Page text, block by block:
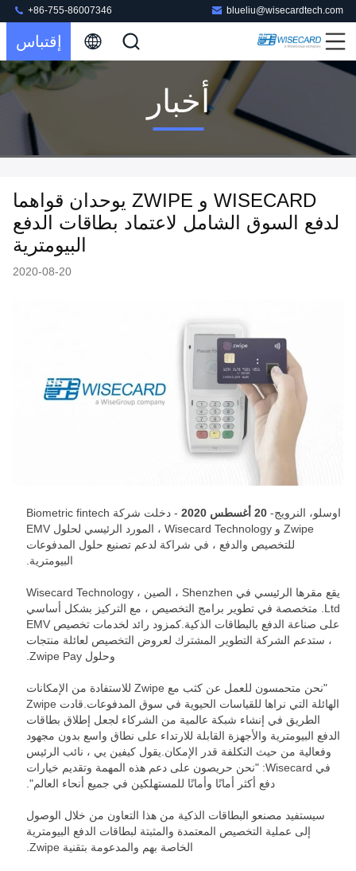
blueliu@wisecardtech.com
+86-755-86007346
إقتباس
أخبار
WISECARD و ZWIPE يوحدان قواهما
لدفع السوق الشامل لاعتماد بطاقات الدفع
البيومترية
2020-08-20
اوسلو، النرويج-20 أغسطس 2020
- دخلت شركة Biometric fintech
Zwipe و Wisecard Technology ، المورد الرئيسي لحلول EMV
للتخصيص والدفع ، في شراكة لدعم تصنيع حلول المدفوعات
البيومترية.
يقع مقرها الرئيسي في Shenzhen ، الصين ، Wisecard Technology
Ltd. متخصصة في تطوير برامج التخصيص ، مع التركيز بشكل أساسي
على صناعة الدفع بالبطاقات الذكية.كمزود رائد لخدمات تخصيص EMV
، ستدعم الشركة التطوير المشترك لعروض التخصيص لعائلة منتجات
وحلول Zwipe Pay.
"نحن متحمسون للعمل عن كثب مع Zwipe للاستفادة من الإمكانات
الهائلة التي نراها للقياسات الحيوية في سوق المدفوعات.قادت Zwipe
الطريق في إنشاء شبكة عالمية من الشركاء لجعل إطلاق بطاقات
الدفع البيومترية والأجهزة القابلة للارتداء على نطاق واسع بدون مجهود
وفعالية من حيث التكلفة قدر الإمكان.يقول كيفين يي ، نائب الرئيس
في Wisecard: "نحن حريصون على دعم هذه المهمة وتقديم خيارات
دفع أكثر أمانًا وأمانًا للمستهلكين في جميع أنحاء العالم".
سيستفيد مصنعو البطاقات الذكية من هذا التعاون من خلال الوصول
إلى عملية التخصيص المعتمدة والمثبتة لبطاقات الدفع البيومترية
الخاصة بهم والمدعومة بتقنية Zwipe.